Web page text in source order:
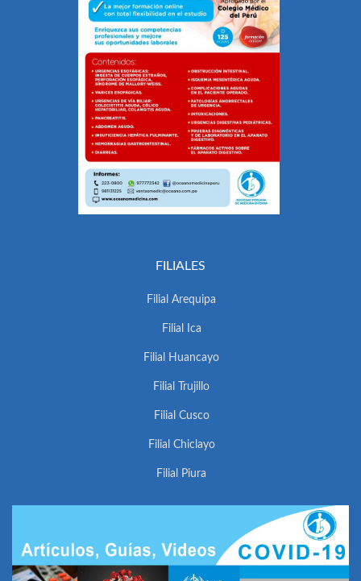
FILIALES
Filial Arequipa
Filial Ica
Filial Huancayo
Filial Trujillo
Filial Cusco
Filial Chiclayo
Filial Piura